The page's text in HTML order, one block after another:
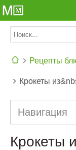
Рецепты
Крокеты
Навигация
Крокеты